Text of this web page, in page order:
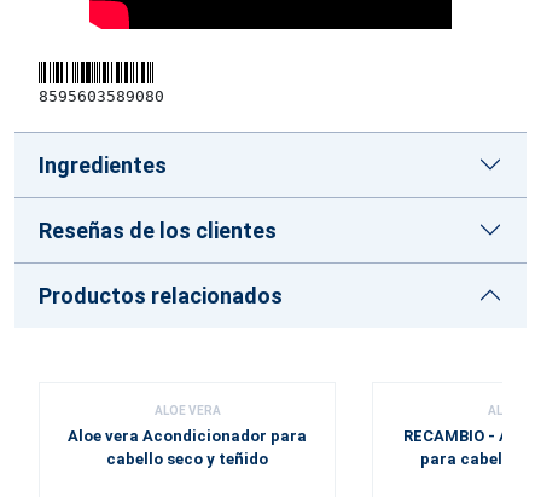
8595603589080
Ingredientes
Reseñas de los clientes
Productos relacionados
ALOE VERA
Aloe vera Acondicionador para
cabello seco y teñido
ALOE
RECAMBIO -
para cabello